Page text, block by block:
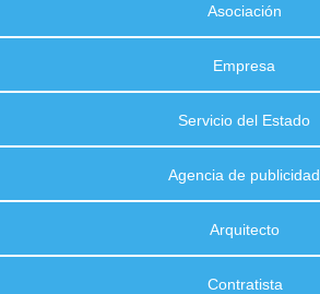
Asociación
Empresa
Servicio del Estado
Agencia de publicidad
Arquitecto
Contratista